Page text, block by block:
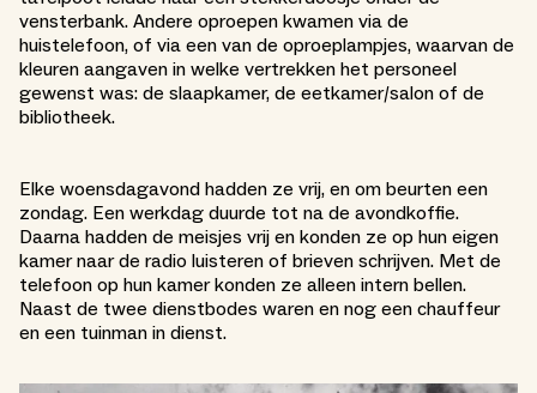
vensterbank. Andere oproepen kwamen via de
huistelefoon, of via een van de oproeplampjes, waarvan de
kleuren aangaven in welke vertrekken het personeel
gewenst was: de slaapkamer, de eetkamer/salon of de
bibliotheek.
Elke woensdagavond hadden ze vrij, en om beurten een
zondag. Een werkdag duurde tot na de avondkoffie.
Daarna hadden de meisjes vrij en konden ze op hun eigen
kamer naar de radio luisteren of brieven schrijven. Met de
telefoon op hun kamer konden ze alleen intern bellen.
Naast de twee dienstbodes waren en nog een chauffeur
en een tuinman in dienst.